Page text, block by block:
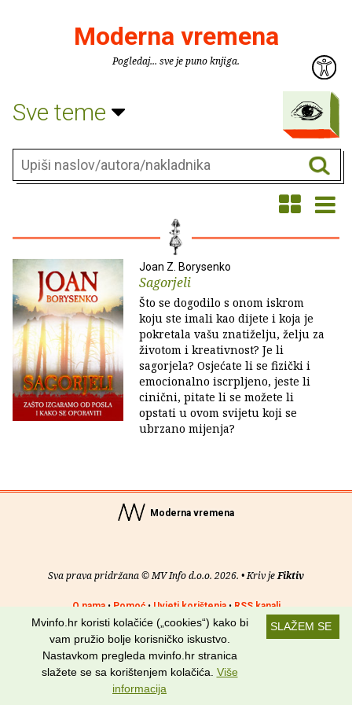
Moderna vremena
Pogledaj... sve je puno knjiga.
Sve teme
Joan Z. Borysenko
Sagorjeli
Što se dogodilo s onom iskrom
koju ste imali kao dijete i koja je
pokretala vašu znatiželju, želju za
životom i kreativnost? Je li
sagorjela? Osjećate li se fizički i
emocionalno iscrpljeno, jeste li
cinični, pitate li se možete li
opstati u ovom svijetu koji se
ubrzano mijenja?
Moderna vremena
Sva prava pridržana © MV Info d.o.o. 2026. • Kriv jeFiktiv
O nama• Pomoć• Uvjeti korištenja• RSS kanali
Potraži nas na:
SLAŽEM SE
Mvinfo.hr koristi kolačiće („cookies“) kako bi
vam pružio bolje korisničko iskustvo.
Nastavkom pregleda mvinfo.hr stranica
slažete se sa korištenjem kolačića. Više
informacija